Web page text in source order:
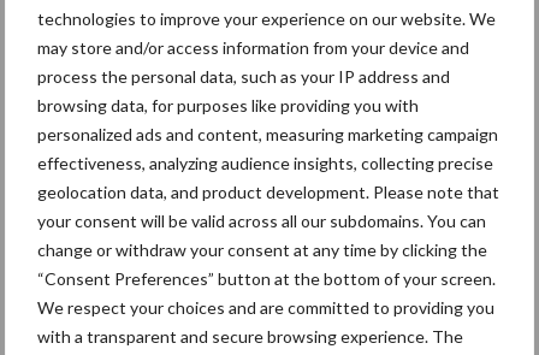
technologies to improve your experience on our website. We
may store and/or access information from your device and
process the personal data, such as your IP address and
browsing data, for purposes like providing you with
personalized ads and content, measuring marketing campaign
effectiveness, analyzing audience insights, collecting precise
geolocation data, and product development. Please note that
your consent will be valid across all our subdomains. You can
change or withdraw your consent at any time by clicking the
“Consent Preferences” button at the bottom of your screen.
We respect your choices and are committed to providing you
with a transparent and secure browsing experience. The
Themapagina's
Bemesting Gewas & ruwvoer Loonwerk
Compost Dierlijke mest